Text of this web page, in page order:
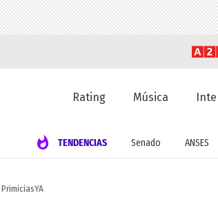
Rating Música
TENDENCIAS Senado ANSES
PrimiciasYA